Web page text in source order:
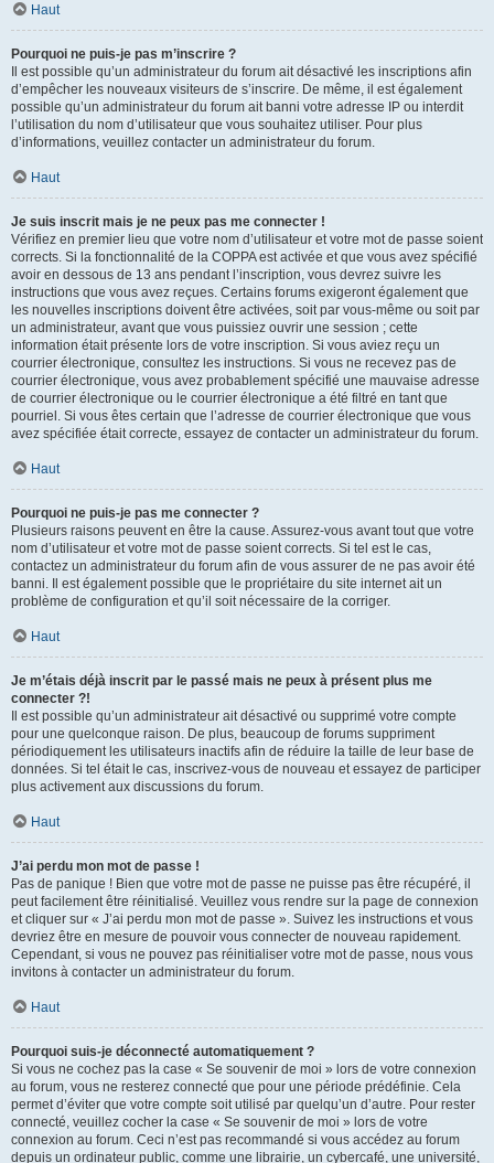
Haut
Pourquoi ne puis-je pas m’inscrire ?
Il est possible qu’un administrateur du forum ait désactivé les inscriptions afin
d’empêcher les nouveaux visiteurs de s’inscrire. De même, il est également
possible qu’un administrateur du forum ait banni votre adresse IP ou interdit
l’utilisation du nom d’utilisateur que vous souhaitez utiliser. Pour plus
d’informations, veuillez contacter un administrateur du forum.
Haut
Je suis inscrit mais je ne peux pas me connecter !
Vérifiez en premier lieu que votre nom d’utilisateur et votre mot de passe soient
corrects. Si la fonctionnalité de la COPPA est activée et que vous avez spécifié
avoir en dessous de 13 ans pendant l’inscription, vous devrez suivre les
instructions que vous avez reçues. Certains forums exigeront également que
les nouvelles inscriptions doivent être activées, soit par vous-même ou soit par
un administrateur, avant que vous puissiez ouvrir une session ; cette
information était présente lors de votre inscription. Si vous aviez reçu un
courrier électronique, consultez les instructions. Si vous ne recevez pas de
courrier électronique, vous avez probablement spécifié une mauvaise adresse
de courrier électronique ou le courrier électronique a été filtré en tant que
pourriel. Si vous êtes certain que l’adresse de courrier électronique que vous
avez spécifiée était correcte, essayez de contacter un administrateur du forum.
Haut
Pourquoi ne puis-je pas me connecter ?
Plusieurs raisons peuvent en être la cause. Assurez-vous avant tout que votre
nom d’utilisateur et votre mot de passe soient corrects. Si tel est le cas,
contactez un administrateur du forum afin de vous assurer de ne pas avoir été
banni. Il est également possible que le propriétaire du site internet ait un
problème de configuration et qu’il soit nécessaire de la corriger.
Haut
Je m’étais déjà inscrit par le passé mais ne peux à présent plus me
connecter ?!
Il est possible qu’un administrateur ait désactivé ou supprimé votre compte
pour une quelconque raison. De plus, beaucoup de forums suppriment
périodiquement les utilisateurs inactifs afin de réduire la taille de leur base de
données. Si tel était le cas, inscrivez-vous de nouveau et essayez de participer
plus activement aux discussions du forum.
Haut
J’ai perdu mon mot de passe !
Pas de panique ! Bien que votre mot de passe ne puisse pas être récupéré, il
peut facilement être réinitialisé. Veuillez vous rendre sur la page de connexion
et cliquer sur « J’ai perdu mon mot de passe ». Suivez les instructions et vous
devriez être en mesure de pouvoir vous connecter de nouveau rapidement.
Cependant, si vous ne pouvez pas réinitialiser votre mot de passe, nous vous
invitons à contacter un administrateur du forum.
Haut
Pourquoi suis-je déconnecté automatiquement ?
Si vous ne cochez pas la case « Se souvenir de moi » lors de votre connexion
au forum, vous ne resterez connecté que pour une période prédéfinie. Cela
permet d’éviter que votre compte soit utilisé par quelqu’un d’autre. Pour rester
connecté, veuillez cocher la case « Se souvenir de moi » lors de votre
connexion au forum. Ceci n’est pas recommandé si vous accédez au forum
depuis un ordinateur public, comme une librairie, un cybercafé, une université,